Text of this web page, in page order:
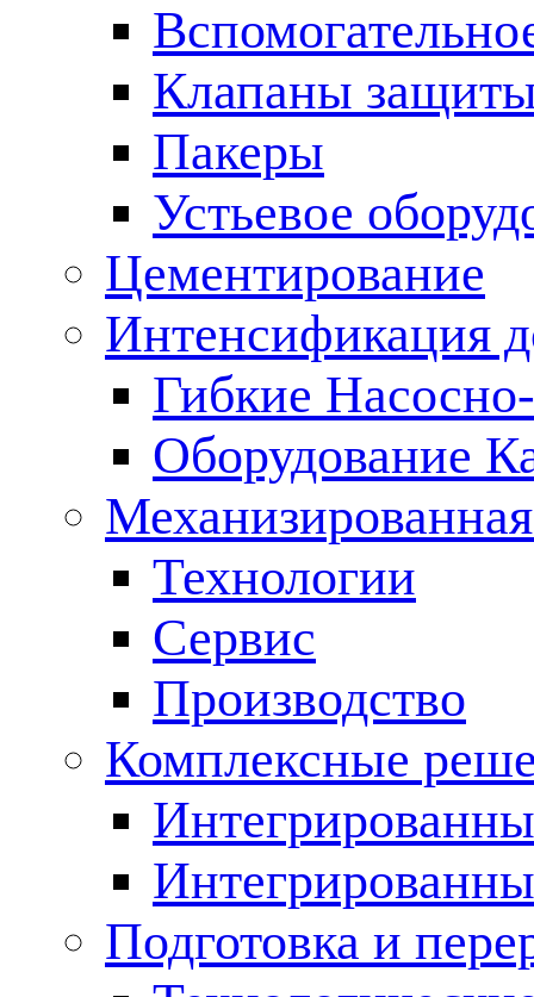
Клапаны
Пакеры
Устьевое
Цементирование
Интенсификация
Гибкие
Оборудование
Технологии
Сервис
Производство
Комплексные
Подготовка и